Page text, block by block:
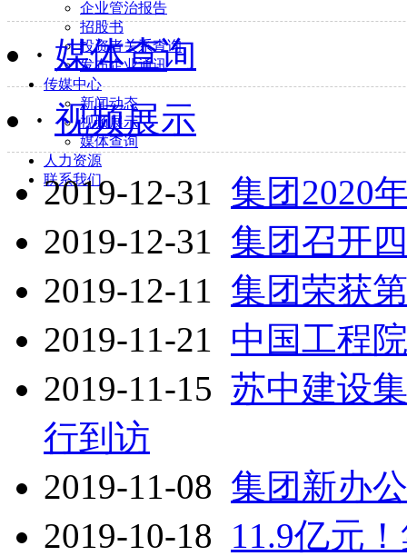
企业管治报告
招股书
投资者关系查询
发布企业通讯
传媒中心
新闻动态
视频展示
媒体查询
人力资源
联系我们
· 媒体查询
· 视频展示
2019-12-31 集团2020
2019-12-31 集团召开
2019-12-11 集团荣获
2019-11-21
中国工程
2019-11-15 苏中建设
行到访
2019-11-08 集团新办
2019-10-18 11.9亿元